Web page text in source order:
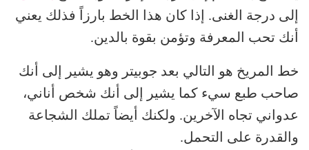
إلى درجة الغنى. إذا كان هذا الخط بارزاً فذلك يعني
أنك تحب المعرفة وتؤمن بقوة بالدين.
خط المريخ هو التالي بعد جوبيتر وهو يشير إلى أنك
صاحب طبع سيء كما يشير إلى أنك شخص أناني،
عدواني تجاه الآخرين. ولكنك أيضاً تملك الشجاعة
والقدرة على التحمل.